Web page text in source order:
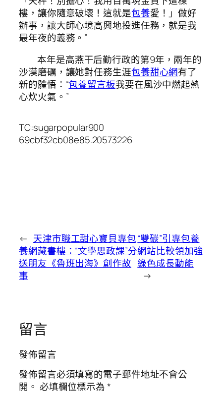
樓，讓你隨意破壞！這就是包養愛！」做好
辦事，讓大師心境高興地投進任務，就是我
最年夜的義務。”
本年是高燕干后勤行政的第9年，兩年的
沙漠磨礪，讓她對任務生涯包養甜心網有了
新的體悟：“包養留言板我要在風沙中燃起熱
心炊火氣。”
TC:sugarpopular900
69cbf32cb08e85.20573226
← 天津市職工甜心寶貝專包
養網藏書樓：“文學思政課”分
送朋友《魯班出海》創作故
事
“雙碳”引專包養
網站比較領加強
綠色成長動能
→
留言
發佈留言
發佈留言必須填寫的電子郵件地址不會公
開。 必填欄位標示為*